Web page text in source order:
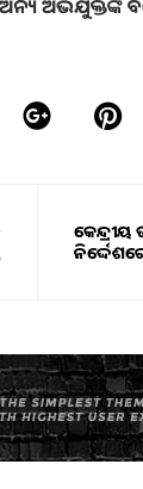
ଅଭିଯୁକ୍ତଙ୍କ